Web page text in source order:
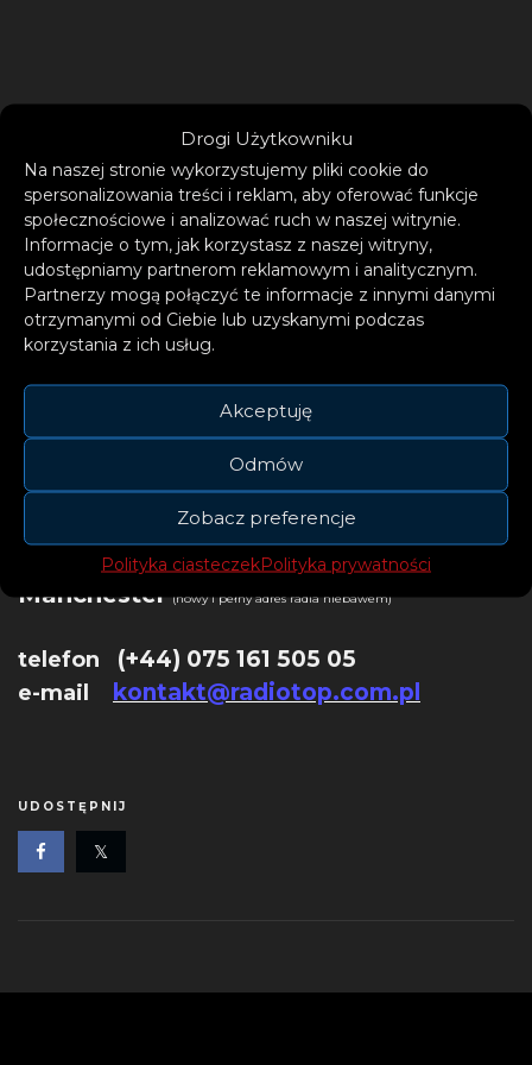
Drogi Użytkowniku
Na naszej stronie wykorzystujemy pliki cookie do
spersonalizowania treści i reklam, aby oferować funkcje
społecznościowe i analizować ruch w naszej witrynie.
Informacje o tym, jak korzystasz z naszej witryny,
udostępniamy partnerom reklamowym i analitycznym.
Partnerzy mogą połączyć te informacje z innymi danymi
otrzymanymi od Ciebie lub uzyskanymi podczas
korzystania z ich usług.
Akceptuję
Odmów
Zobacz preferencje
Polityka ciasteczekPolityka prywatności
Kontakt
Radio Top Ltd.
Manchester (nowy i pełny adres radia niebawem)
telefon (+44) 075 161 505 05
e-mail kontakt@radiotop.com.pl
UDOSTĘPNIJ